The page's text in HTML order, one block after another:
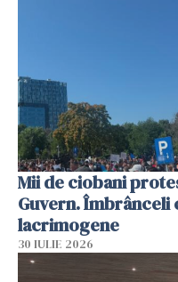
Mii de ciobani
Guvern. Îmbrânceli
lacrimogene
30 IULIE 2026